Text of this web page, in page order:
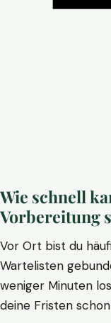
Wie schnell
Vorbereitung
Vor Ort bist du
Wartelisten
weniger Minuten
deine Fristen